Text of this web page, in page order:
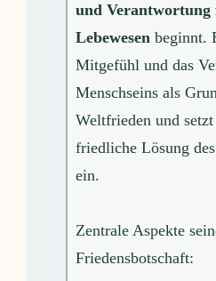
und Verantwortung
Lebewesen beginnt.
Mitgefühl und das
Menschseins als
Weltfrieden und
friedliche Lösung
ein.
Zentrale Aspekte
Friedensbotschaft: